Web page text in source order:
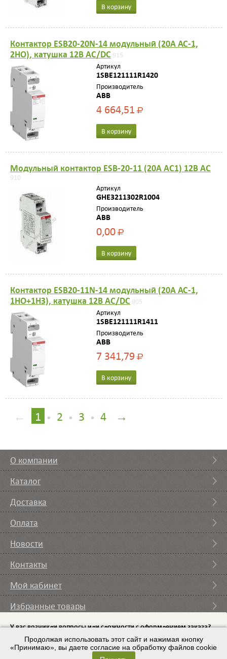
В корзину
Контактор ESB20-20N-14 модульный (20А АС-1,
2НО), катушка 12В AC/DC 915
Артикул
1SBE121111R1420
Производитель
ABB
4 664,51Р
В корзину
Модульный контактор ESB-20-11 (20А AC1) 12В AC
910
Артикул
GHE3211302R1004
Производитель
ABB
0,00Р
В корзину
Контактор ESB20-11N-14 модульный (20А АС-1,
1НО+1НЗ), катушка 12В AC/DC 905
Артикул
1SBE121111R1411
Производитель
ABB
7 341,79Р
В корзину
← 1 • 2 • 3 • 4 →
О компании
Каталог
Доставка
Оплата
Новости
Контакты
Мой кабинет
Избранные товары
Вы смотрели
© 2007 – 2026 ИП Кононов И.А. | Условия использования
У вас возникли вопросы или сложности с оформлением заказа?
Пришлите на emailсписок требуемого оборудования и мы с вами
свяжемся.
Продолжая использовать этот сайт и нажимая кнопку
«Принимаю», вы даете согласие на обработку файлов cookie